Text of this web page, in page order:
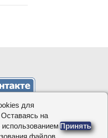
для
на
файлов
Принять